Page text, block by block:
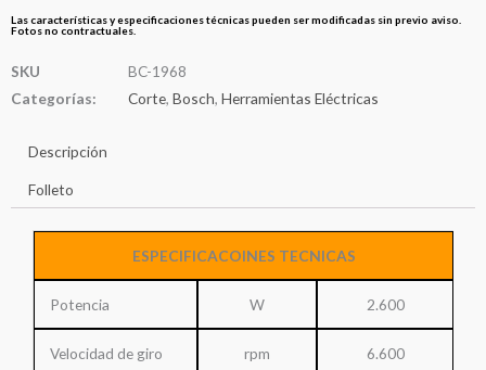
Las características y especificaciones técnicas pueden ser modificadas sin previo aviso.
Fotos no contractuales.
SKU
BC-1968
Categorías:
Corte, Bosch, Herramientas Eléctricas
Descripción
Folleto
ESPECIFICACOINES TECNICAS
Potencia W 2.600
Velocidad de giro
rpm 6.600